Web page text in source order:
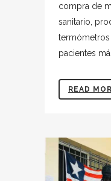
compra de
sanitario,
pacientes
READ